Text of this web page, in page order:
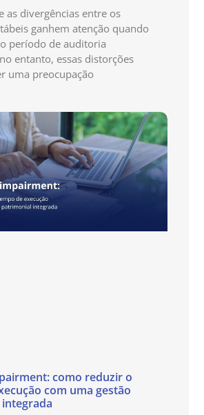
as divergências entre os
ganhem atenção quando
período de auditoria
entanto, essas distorções
uma preocupação
como reduzir o
com uma gestão